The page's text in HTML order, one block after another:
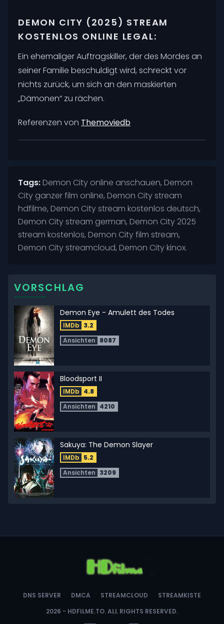
DEMON CITY (2025) STREAM
KOSTENLOS ONLINE LEGAL:
Ein ehemaliger Auftragskiller, der des Mordes an
seiner Familie beschuldigt wird, schreckt vor
nichts zurück, um sich an den maskierten
„Dämonen“ zu rächen.
Referenzen von Themoviedb
Tags: Demon City online anschauen, Demon
City ganzer film online, Demon City stream
hdfilme, Demon City stream kostenlos deutsch,
Demon City stream german, Demon City 2025
stream kostenlos, Demon City film stream,
Demon City streamcloud, Demon City kinox.
VORSCHLAG
Demon Eye - Amulett des Todes
IMDb 3.2
Ansichten 8087
Bloodsport II
IMDb 4.8
Ansichten 4210
Sakuya: The Demon Slayer
IMDb 5.2
Ansichten 3209
Ansichten 1926
Angel of Darkness 2
Ansichten
8210
DNS SERVER DMCA STREAMCLOUD
STREAMKISTE
2026 - HDFILME.TO. ALL RIGHTS RESERVED.